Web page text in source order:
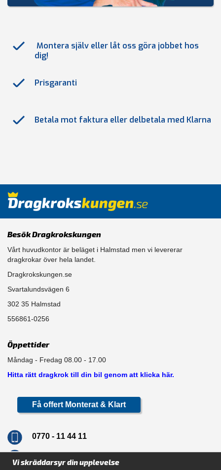
Montera själv eller låt oss göra jobbet hos
dig!
Prisgaranti
Betala mot faktura eller delbetala med Klarna
Besök Dragkrokskungen
Vårt huvudkontor är beläget i Halmstad men vi levererar
dragkrokar över hela landet.
Dragkrokskungen.se
Svartalundsvägen 6
302 35 Halmstad
556861-0256
Öppettider
Måndag - Fredag 08.00 - 17.00
Hitta rätt dragkrok till din bil genom att klicka här.
Få offert Monterat & Klart
0770 - 11 44 11
Vi skräddarsyr din upplevelse